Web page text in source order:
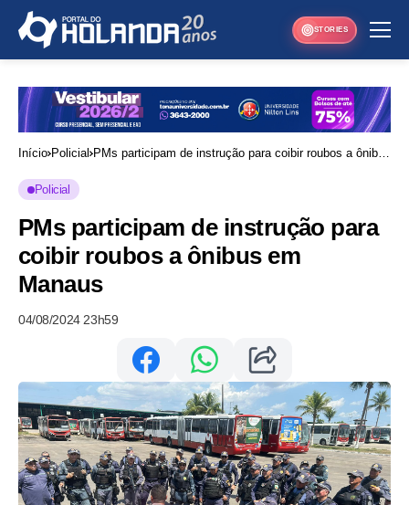
STORIES
Início Policial PMs participam de instrução para coibir roubos a ônibus
Policial
PMs participam de instrução para
coibir roubos a ônibus em
Manaus
04/08/2024 23h59